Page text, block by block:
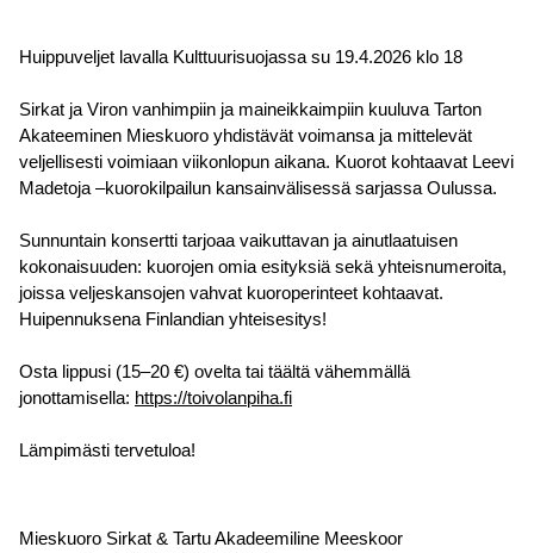
Huippuveljet lavalla Kulttuurisuojassa su 19.4.2026 klo 18
Sirkat ja Viron vanhimpiin ja maineikkaimpiin kuuluva Tarton
Akateeminen Mieskuoro yhdistävät voimansa ja mittelevät
veljellisesti voimiaan viikonlopun aikana. Kuorot kohtaavat Leevi
Madetoja –kuorokilpailun kansainvälisessä sarjassa Oulussa.
Sunnuntain konsertti tarjoaa vaikuttavan ja ainutlaatuisen
kokonaisuuden: kuorojen omia esityksiä sekä yhteisnumeroita,
joissa veljeskansojen vahvat kuoroperinteet kohtaavat.
Huipennuksena Finlandian yhteisesitys!
Osta lippusi (15–20 €) ovelta tai täältä vähemmällä
jonottamisella: https://toivolanpiha.fi
Lämpimästi tervetuloa!
Mieskuoro Sirkat & Tartu Akadeemiline Meeskoor